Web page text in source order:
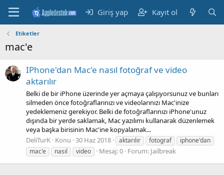
Giriş yap Kayıt ol
Etiketler
mac'e
IPhone'dan Mac'e nasıl fotoğraf ve video
aktarılır
Belki de bir iPhone üzerinde yer açmaya çalışıyorsunuz ve bunları
silmeden önce fotoğraflarınızı ve videolarınızı Mac'inize
yedeklemeniz gerekiyor. Belki de fotoğraflarınızı iPhone'unuz
dışında bir yerde saklamak, Mac yazılımı kullanarak düzenlemek
veya başka birisinin Mac'ine kopyalamak...
DeliTurK Konu 30 Haz 2018 aktarılır fotograf
iphone'dan
mac'e
nasıl video Mesaj: 0 Forum: Jailbreak